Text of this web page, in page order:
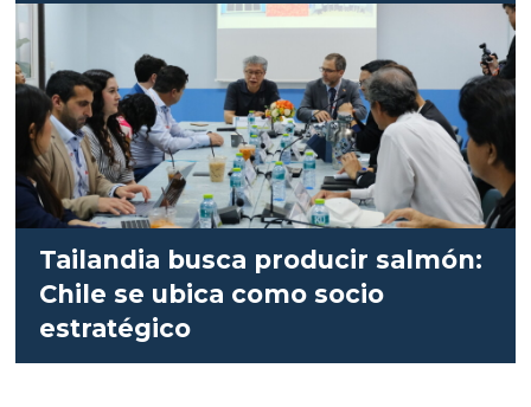
Tailandia busca producir salmón:
Chile se ubica como socio
estratégico